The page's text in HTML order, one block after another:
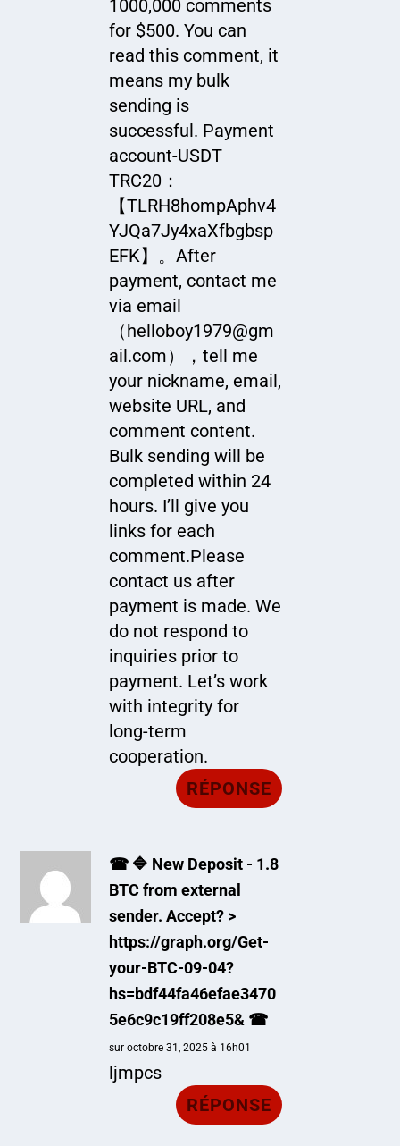
1000,000 comments
for $500. You can
read this comment, it
means my bulk
sending is
successful. Payment
account-USDT
TRC20：
【TLRH8hompAphv4
YJQa7Jy4xaXfbgbsp
EFK】。After
payment, contact me
via email
（helloboy1979@gm
ail.com），tell me
your nickname, email,
website URL, and
comment content.
Bulk sending will be
completed within 24
hours. I’ll give you
links for each
comment.Please
contact us after
payment is made. We
do not respond to
inquiries prior to
payment. Let’s work
with integrity for
long-term
cooperation.
RÉPONSE
☎ 🔷 New Deposit - 1.8
BTC from external
sender. Accept? >
https://graph.org/Get-
your-BTC-09-04?
hs=bdf44fa46efae3470
5e6c9c19ff208e5& ☎
sur octobre 31, 2025 à 16h01
ljmpcs
RÉPONSE